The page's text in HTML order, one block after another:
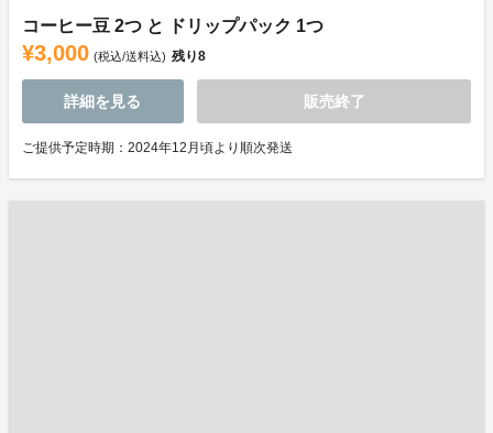
コーヒー豆 2つ と ドリップパック 1つ
¥3,000 (税込/送料込) 残り8
詳細を見る 販売終了
ご提供予定時期：2024年12月頃より順次発送